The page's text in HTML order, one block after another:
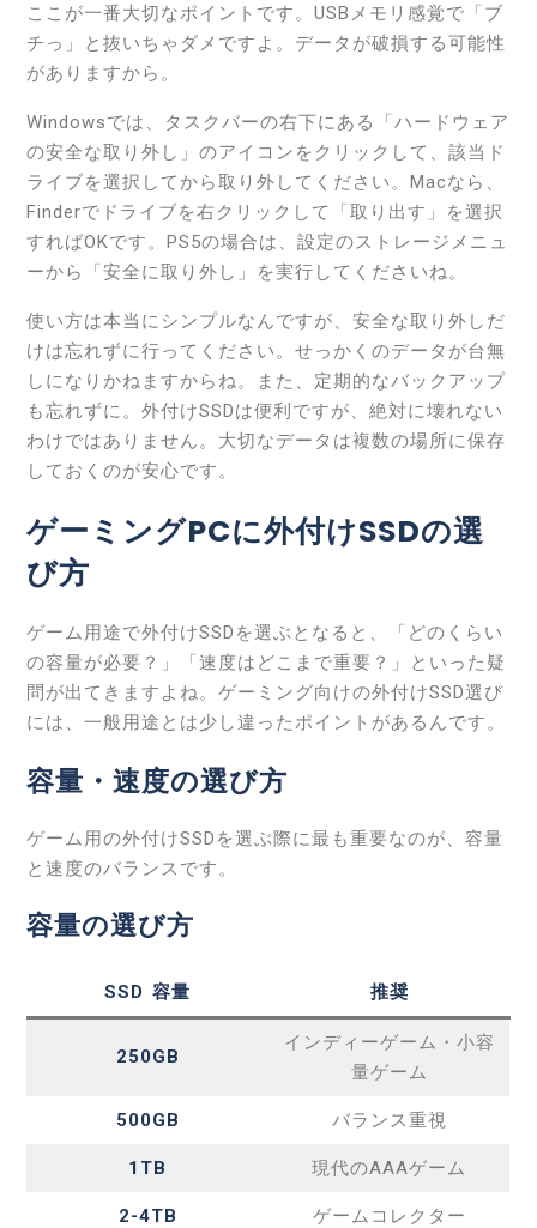
ここが一番大切なポイントです。USBメモリ感覚で「ブ
チっ」と抜いちゃダメですよ。データが破損する可能性
がありますから。
Windowsでは、タスクバーの右下にある「ハードウェア
の安全な取り外し」のアイコンをクリックして、該当ド
ライブを選択してから取り外してください。Macなら、
Finderでドライブを右クリックして「取り出す」を選択
すればOKです。PS5の場合は、設定のストレージメニュ
ーから「安全に取り外し」を実行してくださいね。
使い方は本当にシンプルなんですが、安全な取り外しだ
けは忘れずに行ってください。せっかくのデータが台無
しになりかねますからね。また、定期的なバックアップ
も忘れずに。外付けSSDは便利ですが、絶対に壊れない
わけではありません。大切なデータは複数の場所に保存
しておくのが安心です。
ゲーミングPCに外付けSSDの選
び方
ゲーム用途で外付けSSDを選ぶとなると、「どのくらい
の容量が必要？」「速度はどこまで重要？」といった疑
問が出てきますよね。ゲーミング向けの外付けSSD選び
には、一般用途とは少し違ったポイントがあるんです。
容量・速度の選び方
ゲーム用の外付けSSDを選ぶ際に最も重要なのが、容量
と速度のバランスです。
容量の選び方
SSD 容量 推奨
250GB
インディーゲーム・小容
量ゲーム
500GB バランス重視
1TB 現代のAAAゲーム
2-4TB ゲームコレクター